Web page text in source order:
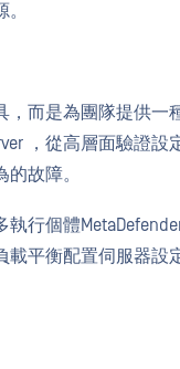
，而是為團隊提供一
，從高層面驗證設
故障。
執行個體
載平衡配置伺服器設